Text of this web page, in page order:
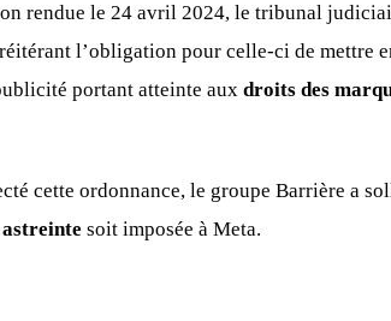
rendue le 24 avril 2024, le tribunal
l’obligation pour celle-ci de mettre
portant atteinte aux droits des
cette ordonnance, le groupe Barrière a
astreinte soit imposée à Meta.